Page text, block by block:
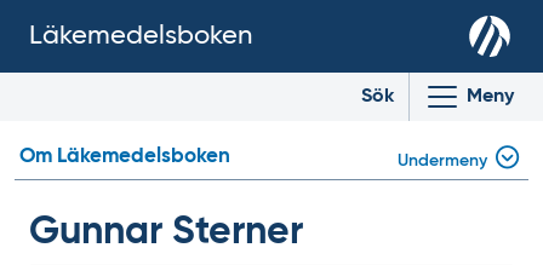
Läkemedelsboken
Sök Meny
Gunnar Sterner
Om Läkemedelsboken Undermeny